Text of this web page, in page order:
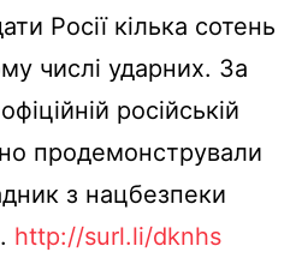
Росії кілька сотень
числі ударних. За
російській
продемонстрували
з нацбезпеки
http://surl.li/dknhs